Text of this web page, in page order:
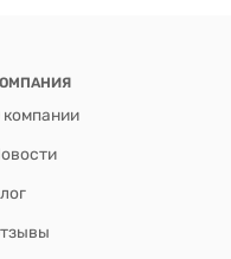
компании